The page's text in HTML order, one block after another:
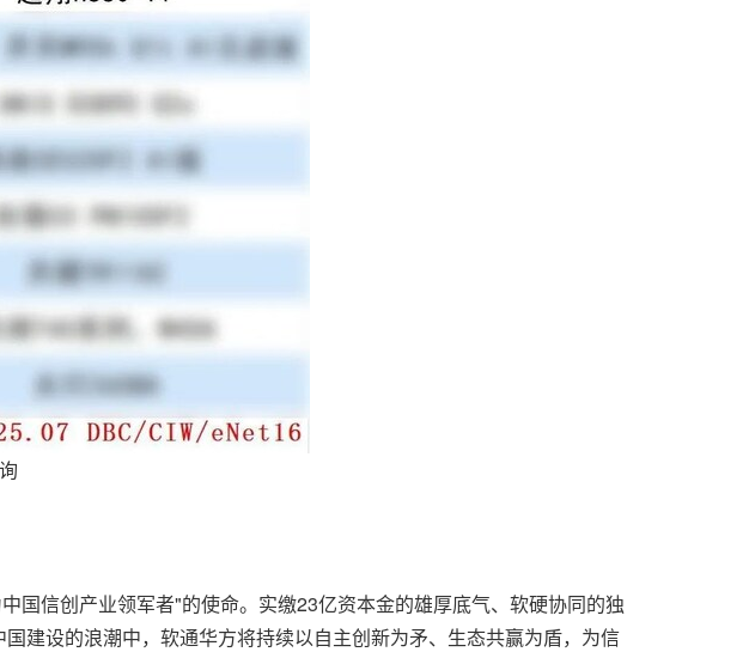
国信创产业领军者"的使命。实缴23亿资本金的雄厚底气、软硬协同的独
建设的浪潮中，软通华方将持续以自主创新为矛、生态共赢为盾，为信